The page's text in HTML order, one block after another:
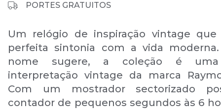
PORTES GRATUITOS
Um relógio de inspiração vintage
perfeita sintonia com a vida
nome sugere, a coleção é uma
interpretação vintage da marca
Com um mostrador sectorizado
contador de pequenos segundos às 6